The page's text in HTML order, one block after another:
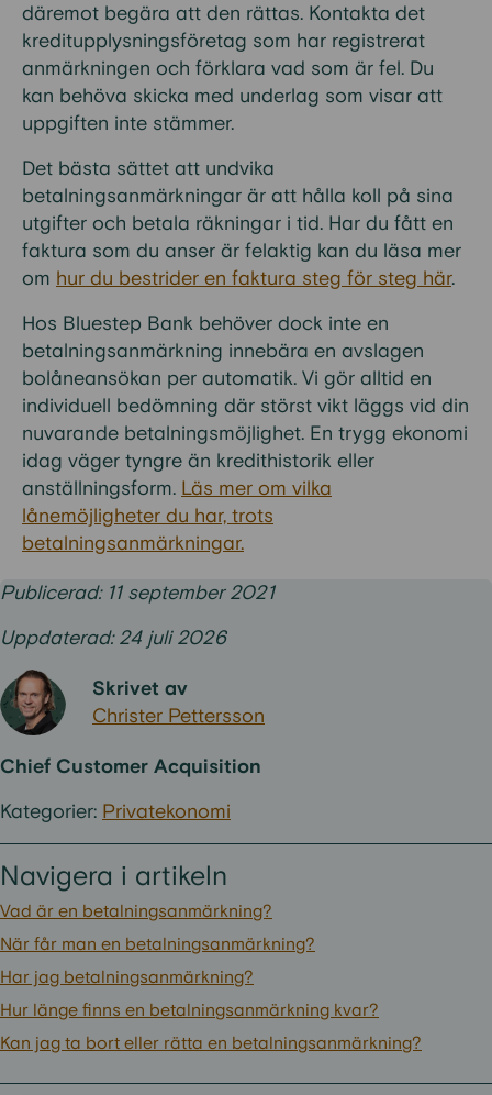
däremot begära att den rättas. Kontakta det
kreditupplysningsföretag som har registrerat
anmärkningen och förklara vad som är fel. Du
kan behöva skicka med underlag som visar att
uppgiften inte stämmer.
Det bästa sättet att undvika
betalningsanmärkningar är att hålla koll på sina
utgifter och betala räkningar i tid. Har du fått en
faktura som du anser är felaktig kan du läsa mer
om hur du bestrider en faktura steg för steg här.
Hos Bluestep Bank behöver dock inte en
betalningsanmärkning innebära en avslagen
bolåneansökan per automatik. Vi gör alltid en
individuell bedömning där störst vikt läggs vid din
nuvarande betalningsmöjlighet. En trygg ekonomi
idag väger tyngre än kredithistorik eller
anställningsform. Läs mer om vilka
lånemöjligheter du har, trots
betalningsanmärkningar.
Publicerad: 11 september 2021
Uppdaterad: 24 juli 2026
Skrivet av
Christer Pettersson
Chief Customer Acquisition
Kategorier: Privatekonomi
Navigera i artikeln
Vad är en betalningsanmärkning?
När får man en betalningsanmärkning?
Har jag betalningsanmärkning?
Hur länge finns en betalningsanmärkning kvar?
Kan jag ta bort eller rätta en betalningsanmärkning?